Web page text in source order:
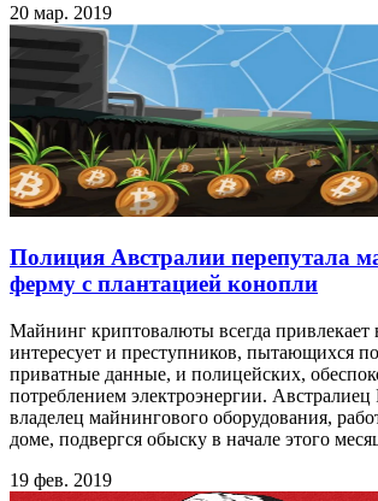
20 мар. 2019
Полиция Австралии перепутала
ферму с плантацией конопли
Майнинг криптовалюты всегда
интересует и преступников, пытающихся
приватные данные, и полицейских,
потреблением электроэнергии. Австралиец
владелец майнингового оборудования,
доме, подвергся обыску в начале этого
19 фев. 2019